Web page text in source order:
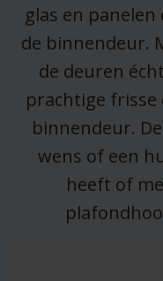
glas en
de binnendeur.
de deuren
prachtige frisse
binnendeur.
wens of een
heeft of